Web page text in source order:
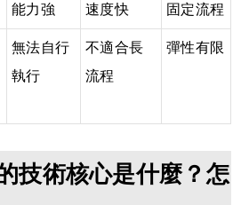
能力強
速度快
固定流程
無法自行
執行
不適合長
流程
彈性有限
技術核心是什麼？怎